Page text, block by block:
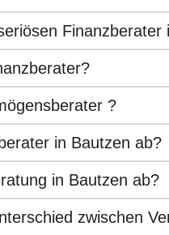
Finanzberater
?
in Bautzen ab?
in Bautzen ab?
zwischen